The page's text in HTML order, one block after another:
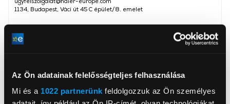
Az Ön adatainak felelősségteljes felhasználása
Mi és a 1022 partnerünk feldolgozzuk az Ön személyes
1134, Budapest, Váci út 45 C épület/8. emelet
Ruhatöltet
Energiaosztály
A
Mélység
58 cm